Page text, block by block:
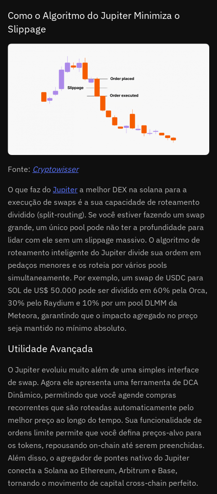
Como o Algoritmo do Jupiter Minimiza o
Slippage
Fonte: Cryptowisser
O que faz do Jupiter a melhor DEX na solana para a
execução de swaps é a sua capacidade de roteamento
dividido (split-routing). Se você estiver fazendo um swap
grande, um único pool pode não ter a profundidade para
lidar com ele sem um slippage massivo. O algoritmo de
roteamento inteligente do Jupiter divide sua ordem em
pedaços menores e os roteia por vários pools
simultaneamente. Por exemplo, um swap de USDC para
SOL de US$ 50.000 pode ser dividido em 60% pela Orca,
30% pelo Raydium e 10% por um pool DLMM da
Meteora, garantindo que o impacto agregado no preço
seja mantido no mínimo absoluto.
Utilidade Avançada
O Jupiter evoluiu muito além de uma simples interface
de swap. Agora ele apresenta uma ferramenta de DCA
Dinâmico, permitindo que você agende compras
recorrentes que são roteadas automaticamente pelo
melhor preço ao longo do tempo. Sua funcionalidade de
ordens limite permite que você defina preços-alvo para
os tokens, repousando on-chain até serem preenchidas.
Além disso, o agregador de pontes nativo do Jupiter
conecta a Solana ao Ethereum, Arbitrum e Base,
tornando o movimento de capital cross-chain perfeito.